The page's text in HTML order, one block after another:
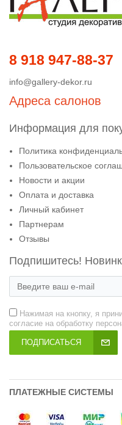
8 918 947-88-37
info@gallery-dekor.ru
Адреса салонов
Информация для
Политика
Пользовательское
Новости и акции
Оплата и доставка
Личный кабинет
Партнерам
Отзывы
Подпишитесь!
Нажимая на кнопку, я
согласие на обработку
ПОДПИСАТЬСЯ
ПЛАТЕЖНЫЕ СИСТЕМЫ